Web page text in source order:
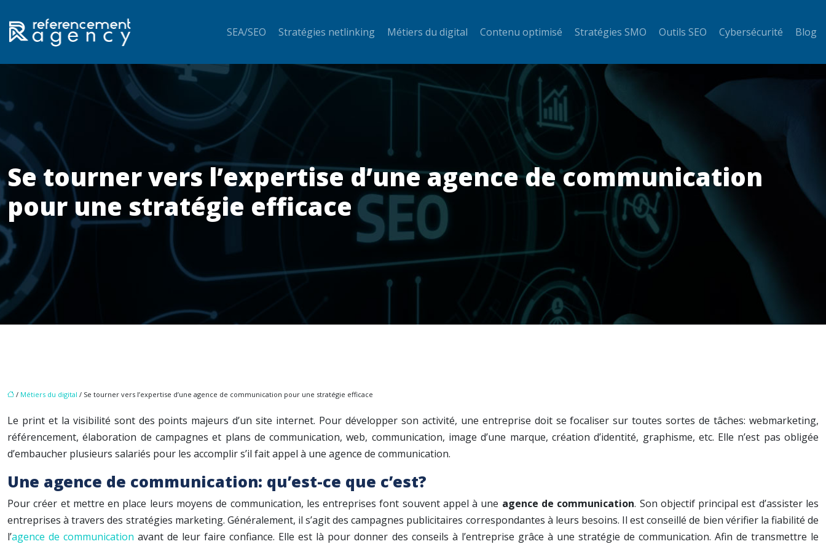
SEA/SEO Stratégies netlinking Métiers du digital Contenu optimisé Stratégies SMO Outils SEO Cybersécurité Blog
Se tourner vers l’expertise d’une agence de communication
pour une stratégie efficace
/ Métiers du digital / Se tourner vers l’expertise d’une agence de communication pour une stratégie efficace
Le print et la visibilité sont des points majeurs d’un site internet. Pour développer son activité, une entreprise doit se focaliser sur toutes sortes de tâches: webmarketing,
référencement, élaboration de campagnes et plans de communication, web, communication, image d’une marque, création d’identité, graphisme, etc. Elle n’est pas obligée
d’embaucher plusieurs salariés pour les accomplir s’il fait appel à une agence de communication.
Une agence de communication: qu’est-ce que c’est?
Pour créer et mettre en place leurs moyens de communication, les entreprises font souvent appel à une agence de communication. Son objectif principal est d’assister les
entreprises à travers des stratégies marketing. Généralement, il s’agit des campagnes publicitaires correspondantes à leurs besoins. Il est conseillé de bien vérifier la fiabilité de
l’agence de communication avant de leur faire confiance. Elle est là pour donner des conseils à l’entreprise grâce à une stratégie de communication. Afin de transmettre le